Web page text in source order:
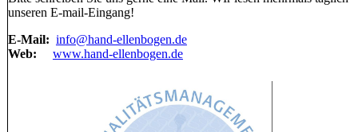
unseren E-mail-Eingang!
E-Mail: info@hand-ellenbogen.de
Web:
www.hand-ellenbogen.de